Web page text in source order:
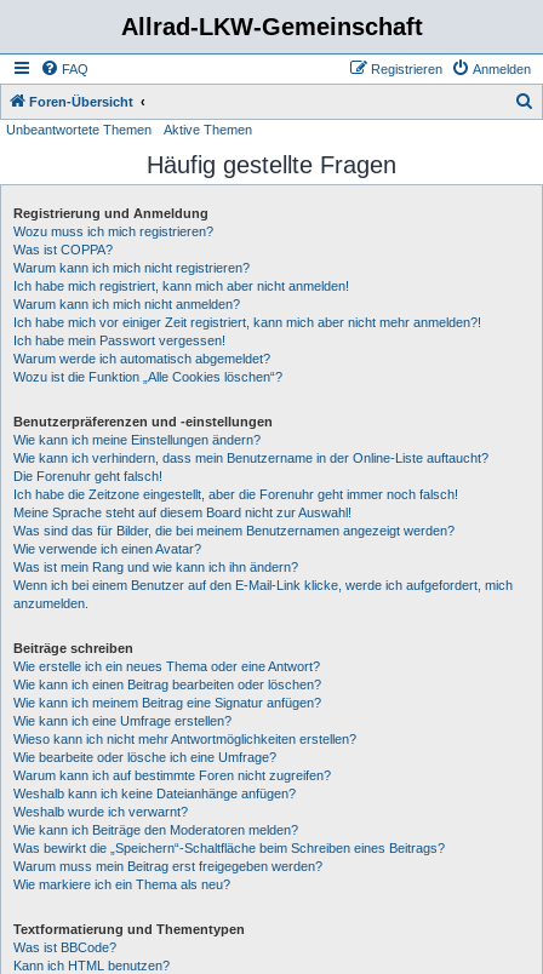
Allrad-LKW-Gemeinschaft
FAQ Anmelden
Registrieren
Foren-Übersicht
h
Unbeantwortete Themen Aktive Themen
Häufig gestellte Fragen
Registrierung und Anmeldung
Wozu muss ich mich registrieren?
Was ist COPPA?
Warum kann ich mich nicht registrieren?
Ich habe mich registriert, kann mich aber nicht anmelden!
Warum kann ich mich nicht anmelden?
Ich habe mich vor einiger Zeit registriert, kann mich aber nicht mehr anmelden?!
Ich habe mein Passwort vergessen!
Warum werde ich automatisch abgemeldet?
Wozu ist die Funktion „Alle Cookies löschen“?
Benutzerpräferenzen und -einstellungen
Wie kann ich meine Einstellungen ändern?
Wie kann ich verhindern, dass mein Benutzername in der Online-Liste auftaucht?
Die Forenuhr geht falsch!
Ich habe die Zeitzone eingestellt, aber die Forenuhr geht immer noch falsch!
Meine Sprache steht auf diesem Board nicht zur Auswahl!
Was sind das für Bilder, die bei meinem Benutzernamen angezeigt werden?
Wie verwende ich einen Avatar?
Was ist mein Rang und wie kann ich ihn ändern?
Wenn ich bei einem Benutzer auf den E-Mail-Link klicke, werde ich aufgefordert, mich
anzumelden.
Beiträge schreiben
Wie erstelle ich ein neues Thema oder eine Antwort?
Wie kann ich einen Beitrag bearbeiten oder löschen?
Wie kann ich meinem Beitrag eine Signatur anfügen?
Wie kann ich eine Umfrage erstellen?
Wieso kann ich nicht mehr Antwortmöglichkeiten erstellen?
Wie bearbeite oder lösche ich eine Umfrage?
Warum kann ich auf bestimmte Foren nicht zugreifen?
Weshalb kann ich keine Dateianhänge anfügen?
Weshalb wurde ich verwarnt?
Wie kann ich Beiträge den Moderatoren melden?
Was bewirkt die „Speichern“-Schaltfläche beim Schreiben eines Beitrags?
Warum muss mein Beitrag erst freigegeben werden?
Wie markiere ich ein Thema als neu?
Textformatierung und Thementypen
Was ist BBCode?
Kann ich HTML benutzen?